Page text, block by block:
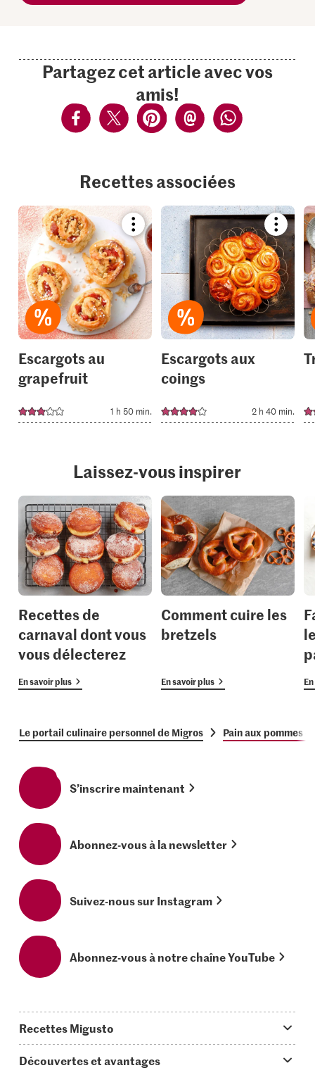
Partagez cet article avec vos
amis!
Recettes associées
Bookmark
recipe
or
add
it
to
your
collections.
Escargots au
grapefruit
1 h 50 min.
recipe
or
add
it
to
your
Escargots aux
coings
2 h 40 min.
Laissez-vous inspirer
Recettes de
carnaval dont vous
vous délecterez
En savoir plus
Comment cuire les
bretzels
En savoir plus
Le portail culinaire personnel de Migros Pain aux pommes
S’inscrire maintenant
Abonnez-vous à la newsletter
Suivez-nous sur Instagram
Abonnez-vous à notre chaîne YouTube
Recettes Migusto
Découvertes et avantages